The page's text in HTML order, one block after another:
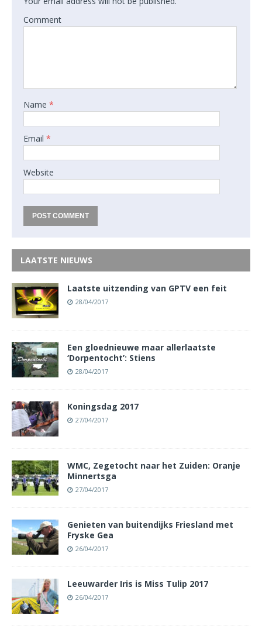
Comment
Name *
Email *
Website
LAATSTE NIEUWS
Laatste uitzending van GPTV een feit
28/04/2017
Een gloednieuwe maar allerlaatste
‘Dorpentocht’: Stiens
28/04/2017
Koningsdag 2017
27/04/2017
WMC, Zegetocht naar het Zuiden: Oranje
Minnertsga
27/04/2017
Genieten van buitendijks Friesland met
Fryske Gea
26/04/2017
Leeuwarder Iris is Miss Tulip 2017
26/04/2017